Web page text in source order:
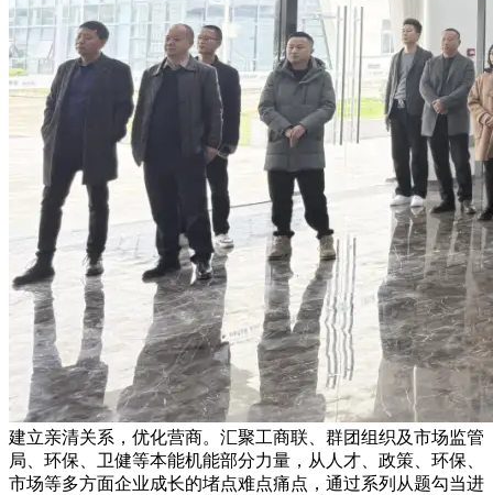
建立亲清关系，优化营商。汇聚工商联、群团组织及市场监管
局、环保、卫健等本能机能部分力量，从人才、政策、环保、
市场等多方面企业成长的堵点难点痛点，通过系列从题勾当进